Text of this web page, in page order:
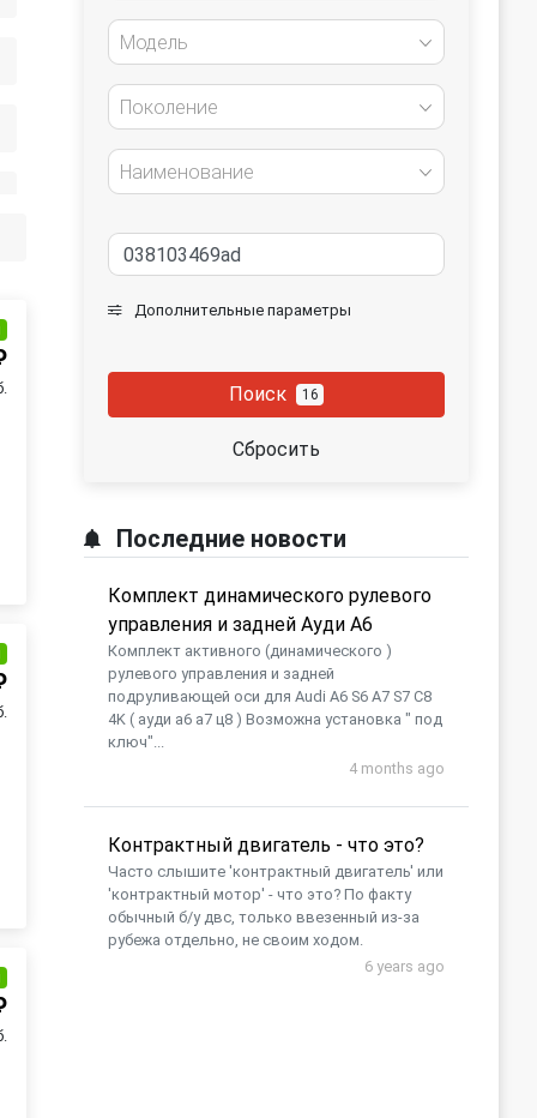
Модель
Поколение
Наименование
Дополнительные параметры
Поиск 16
Сбросить
Последние новости
Комплект динамического рулевого
управления и задней Ауди А6
Комплект активного (динамического )
рулевого управления и задней
подруливающей оси для Audi A6 S6 A7 S7 C8
4K ( ауди а6 а7 ц8 ) Возможна установка " под
ключ"...
4 months ago
Контрактный двигатель - что это?
Часто слышите 'контрактный двигатель' или
'контрактный мотор' - что это? По факту
обычный б/у двс, только ввезенный из-за
рубежа отдельно, не своим ходом.
6 years ago